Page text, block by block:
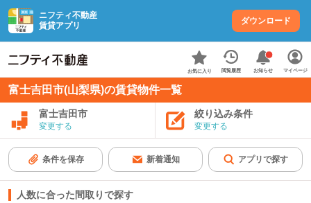
ニフティ不動産
賃貸アプリ
ダウンロード
お気に入り 閲覧履歴 お知らせ マイページ
富士吉田市(山梨県)の賃貸物件一覧
富士吉田市
変更する
絞り込み条件
変更する
条件を保存 新着通知 アプリで探す
人数に合った間取りで探す